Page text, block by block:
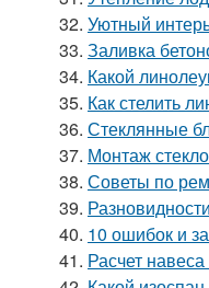
32. Уютный
33. Заливка
34. Какой
35. Как стелить
36. Стеклянные
37. Монтаж
38. Советы по
39.
40. 10 ошибок и
41. Расчет